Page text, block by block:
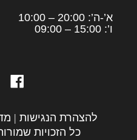
א’-ה’: 20:00 – 10:00
ו’: 15:00 – 09:00
להצהרת הנגישות |
כל הזכויות שמורות